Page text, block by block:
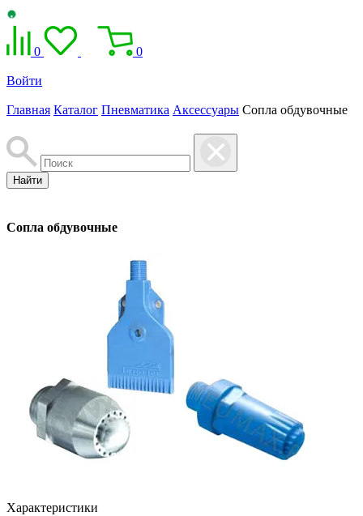
0 0
Войти
Главная Каталог Пневматика Аксессуары Сопла обдувочные
Найти
Сопла обдувочные
Характеристики